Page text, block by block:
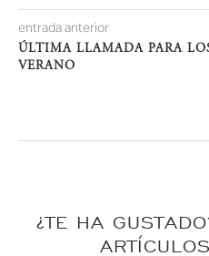
entrada anterior
ÚLTIMA LLAMADA PARA
VERANO
¿TE HA